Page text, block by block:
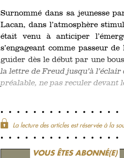
Surnommé dans sa jeunesse
Lacan, dans l’atmosphère
était venu à anticiper
s’engageant comme passeur
guider dès le début par une
la lettre de Freud jusqu’à
préalable, ne pas reculer devant
La lecture des articles est réservée à la
VOUS ÊTES ABONNÉ(E)